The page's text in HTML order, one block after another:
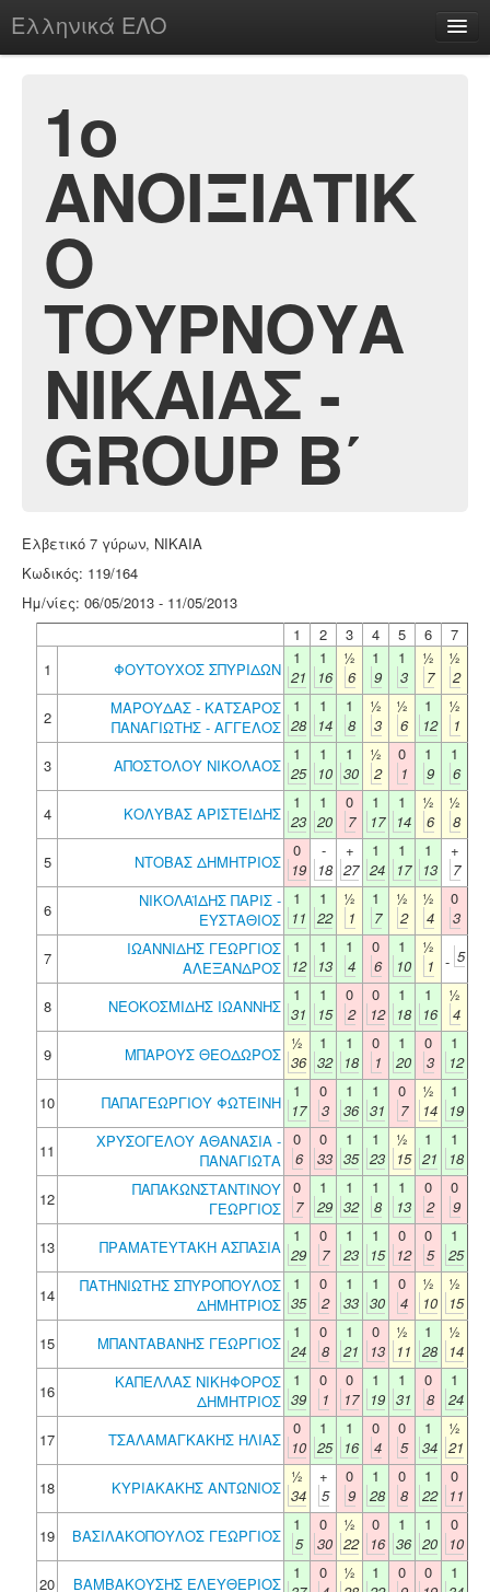
Ελληνικά ΕΛΟ
chesstu.be @ discord
Login
1ο
ΑΝΟΙΞΙΑΤΙΚ
Ο
ΤΟΥΡΝΟΥΑ
ΝΙΚΑΙΑΣ -
GROUP Β΄
Ελβετικό 7 γύρων, ΝΙΚΑΙΑ
Κωδικός: 119/164
Ημ/νίες: 06/05/2013 - 11/05/2013
1
2 3 4 5 6
7
1
ΦΟΥΤΟΥΧΟΣ ΣΠΥΡΙΔΩΝ
1
21
1
16
½
6
1
9
1
3
½
7
½
2
2
ΜΑΡΟΥΔΑΣ - ΚΑΤΣΑΡΟΣ
ΠΑΝΑΓΙΩΤΗΣ - ΑΓΓΕΛΟΣ
1
28
1
14
1
8
½
3
½
6
1
12
½
1
3
ΑΠΟΣΤΟΛΟΥ ΝΙΚΟΛΑΟΣ
1
25
1
10
1
30
½
2
0
1
1
9
1
6
4
ΚΟΛΥΒΑΣ ΑΡΙΣΤΕΙΔΗΣ
1
23
1
20
0
7
1
17
1
14
½
6
½
8
5
ΝΤΟΒΑΣ ΔΗΜΗΤΡΙΟΣ
0
19
-
18
+
27
1
24
1
17
1
13
+
7
6
ΝΙΚΟΛΑΪΔΗΣ ΠΑΡΙΣ -
ΕΥΣΤΑΘΙΟΣ
1
11
1
22
½
1
1
7
½
2
½
4
0
3
7
ΙΩΑΝΝΙΔΗΣ ΓΕΩΡΓΙΟΣ
ΑΛΕΞΑΝΔΡΟΣ
1
12
1
13
1
4
0
6
1
10
½
1 - 5
8 ΝΕΟΚΟΣΜΙΔΗΣ ΙΩΑΝΝΗΣ
1
31
1
15
0
2
0
12
1
18
1
16
½
4
9
ΜΠΑΡΟΥΣ ΘΕΟΔΩΡΟΣ
½
36
1
32
1
18
0
1
1
20
0
3
1
12
10
ΠΑΠΑΓΕΩΡΓΙΟΥ ΦΩΤΕΙΝΗ
1
17
0
3
1
36
1
31
0
7
½
14
1
19
11
ΧΡΥΣΟΓΕΛΟΥ ΑΘΑΝΑΣΙΑ -
ΠΑΝΑΓΙΩΤΑ
0
6
0
33
1
35
1
23
½
15
1
21
1
18
12
ΠΑΠΑΚΩΝΣΤΑΝΤΙΝΟΥ
ΓΕΩΡΓΙΟΣ
0
7
1
29
1
32
1
8
1
13
0
2
0
9
13
ΠΡΑΜΑΤΕΥΤΑΚΗ ΑΣΠΑΣΙΑ
1
29
0
7
1
23
1
15
0
12
0
5
1
25
14
ΠΑΤΗΝΙΩΤΗΣ ΣΠΥΡΟΠΟΥΛΟΣ
ΔΗΜΗΤΡΙΟΣ
1
35
0
2
1
33
1
30
0
4
½
10
½
15
15
ΜΠΑΝΤΑΒΑΝΗΣ ΓΕΩΡΓΙΟΣ
1
24
0
8
1
21
0
13
½
11
1
28
½
14
16
ΚΑΠΕΛΛΑΣ ΝΙΚΗΦΟΡΟΣ
ΔΗΜΗΤΡΙΟΣ
1
39
0
1
0
17
1
19
1
31
0
8
1
24
17
ΤΣΑΛΑΜΑΓΚΑΚΗΣ ΗΛΙΑΣ
0
10
1
25
1
16
0
4
0
5
1
34
½
21
18
ΚΥΡΙΑΚΑΚΗΣ ΑΝΤΩΝΙΟΣ
½
34
+
5
0
9
1
28
0
8
1
22
0
11
19
ΒΑΣΙΛΑΚΟΠΟΥΛΟΣ ΓΕΩΡΓΙΟΣ
1
5
0
30
½
22
0
16
1
36
1
20
0
10
20
ΒΑΜΒΑΚΟΥΣΗΣ ΕΛΕΥΘΕΡΙΟΣ
1
0
½
1
0
0
1